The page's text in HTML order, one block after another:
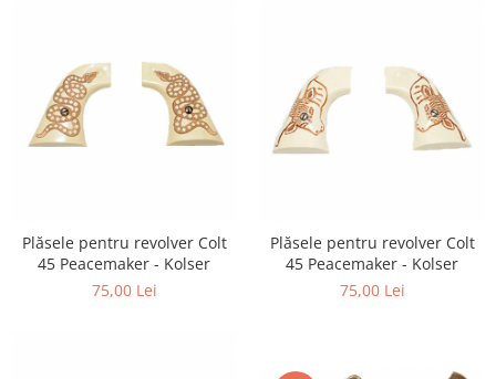
Plăsele pentru revolver Colt
45 Peacemaker - Kolser
75,00 Lei
Plăsele pentru revolver Colt
45 Peacemaker - Kolser
75,00 Lei